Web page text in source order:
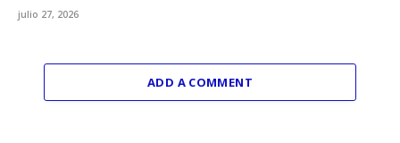
julio 27, 2026
ADD A COMMENT